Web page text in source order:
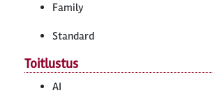
Family
Standard
Toitlustus
AI